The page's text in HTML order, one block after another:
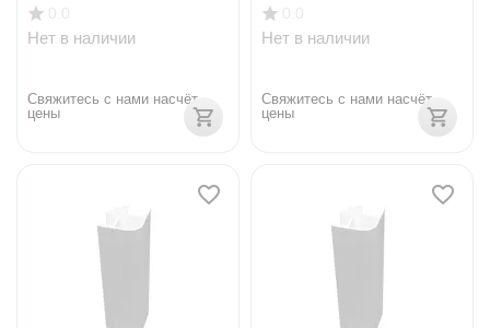
Нет в наличии
Свяжитесь с нами насчёт
цены
Нет в наличии
Свяжитесь с нами насчёт
цены